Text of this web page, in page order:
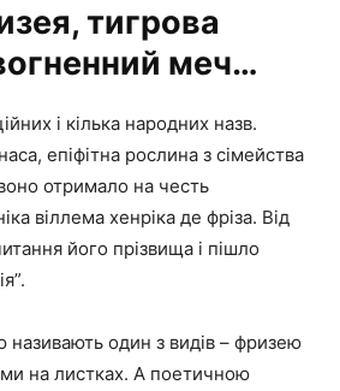
тигрова
меч…
і кілька народних назв.
епіфітна рослина з сімейства
отримало на честь
віллема хенріка де фріза. Від
його прізвища і пішло
один з видів – фризею
на листках. А поетичною